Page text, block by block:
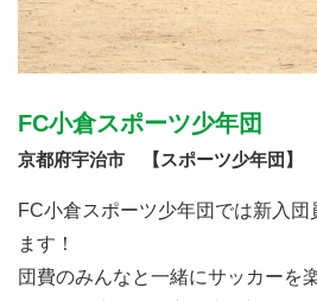
FC小倉スポーツ少年団
京都府宇治市 【スポーツ少年団】
FC小倉スポーツ少年団では新入団
ます！
団費のみんなと一緒にサッカーを